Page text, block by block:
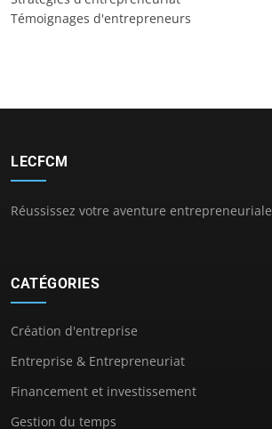
Témoignages d'entrepreneurs
LECFCM
Réussissez votre aventure entrepreneuriale
CATÉGORIES
Création d'entreprise
Entreprise & Entrepreneuriat
Financement et investissement
Gestion du temps